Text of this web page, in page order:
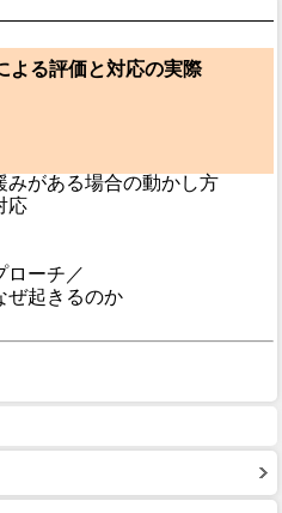
る評価と対応の実際
がある場合の動かし方
応
ーチ／
起きるのか